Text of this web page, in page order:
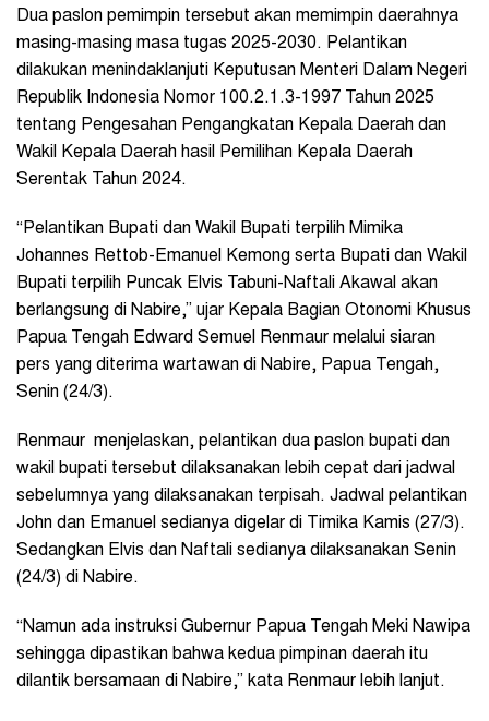
Dua paslon pemimpin tersebut akan memimpin daerahnya
masing-masing masa tugas 2025-2030. Pelantikan
dilakukan menindaklanjuti Keputusan Menteri Dalam Negeri
Republik Indonesia Nomor 100.2.1.3-1997 Tahun 2025
tentang Pengesahan Pengangkatan Kepala Daerah dan
Wakil Kepala Daerah hasil Pemilihan Kepala Daerah
Serentak Tahun 2024.
“Pelantikan Bupati dan Wakil Bupati terpilih Mimika
Johannes Rettob-Emanuel Kemong serta Bupati dan Wakil
Bupati terpilih Puncak Elvis Tabuni-Naftali Akawal akan
berlangsung di Nabire,” ujar Kepala Bagian Otonomi Khusus
Papua Tengah Edward Semuel Renmaur melalui siaran
pers yang diterima wartawan di Nabire, Papua Tengah,
Senin (24/3).
Renmaur menjelaskan, pelantikan dua paslon bupati dan
wakil bupati tersebut dilaksanakan lebih cepat dari jadwal
sebelumnya yang dilaksanakan terpisah. Jadwal pelantikan
John dan Emanuel sedianya digelar di Timika Kamis (27/3).
Sedangkan Elvis dan Naftali sedianya dilaksanakan Senin
(24/3) di Nabire.
“Namun ada instruksi Gubernur Papua Tengah Meki Nawipa
sehingga dipastikan bahwa kedua pimpinan daerah itu
dilantik bersamaan di Nabire,” kata Renmaur lebih lanjut.